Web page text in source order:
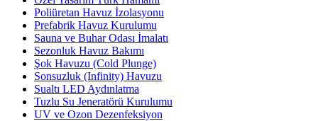
Poliüretan Havuz İzolasyonu
Prefabrik Havuz Kurulumu
Sauna ve Buhar Odası İmalatı
Sezonluk Havuz Bakımı
Şok Havuzu (Cold Plunge)
Sonsuzluk (Infinity) Havuzu
Sualtı LED Aydınlatma
Tuzlu Su Jeneratörü Kurulumu
UV ve Ozon Dezenfeksiyon